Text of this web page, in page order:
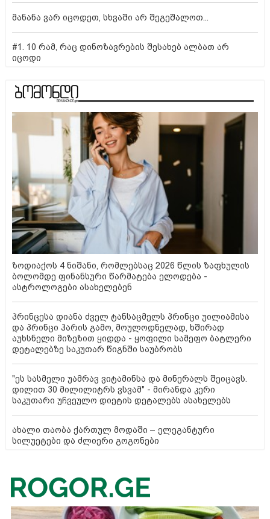
მანანა ვარ იცოდეთ, სხვაში არ შეგეშალოთ...
#1. 10 რამ, რაც დინოზავრების შესახებ ალბათ არ
იცოდი
ზოდიაქოს 4 ნიშანი, რომლებსაც 2026 წლის ზაფხულის
ბოლომდე ფინანსური წარმატება ელოდება -
ასტროლოგები ასახელებენ
პრინცესა დიანა ძველ ტანსაცმელს პრინცი უილიამისა
და პრინცი ჰარის გამო, მოულოდნელად, ხშირად
აუხსნელი მიზეზით ყიდდა - ყოფილი სამეფო ბატლერი
დეტალებზე საკუთარ წიგნში საუბრობს
"ეს სასმელი უამრავ ვიტამინსა და მინერალს შეიცავს.
დილით 30 მილილიტრს ვსვამ" - მირანდა კერი
საკუთარი უჩვეულო დიეტის დეტალებს ასახელებს
ახალი თაობა ქართულ მოდაში – ელეგანტური
სილუეტები და ძლიერი გოგონები